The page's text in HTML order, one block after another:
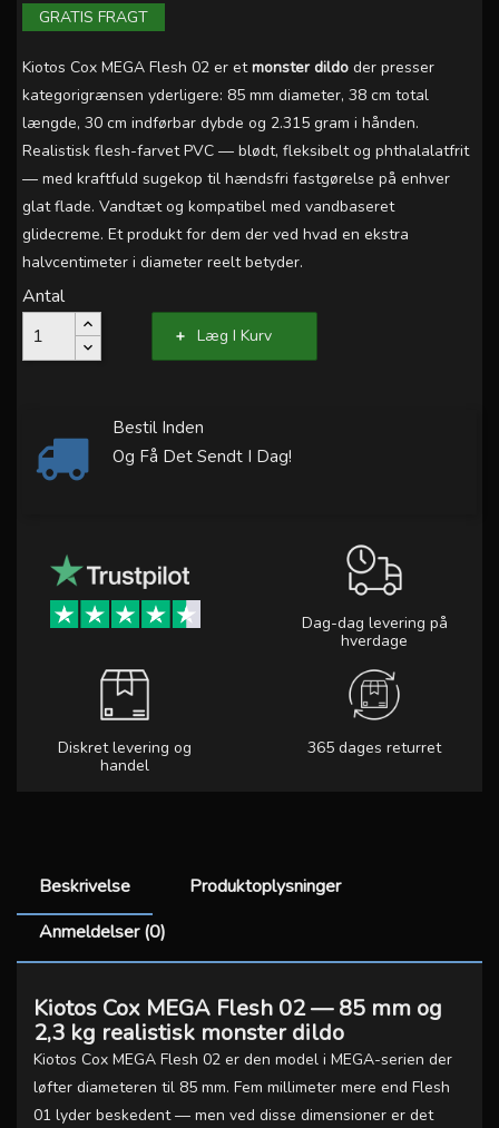
GRATIS FRAGT
Kiotos Cox MEGA Flesh 02 er etmonster dildo der presser
kategorigrænsen yderligere: 85 mm diameter, 38 cm total
længde, 30 cm indførbar dybde og 2.315 gram i hånden.
Realistisk flesh-farvet PVC — blødt, fleksibelt og phthalalatfrit
— med kraftfuld sugekop til hændsfri fastgørelse på enhver
glat flade. Vandtæt og kompatibel med vandbaseret
glidecreme. Et produkt for dem der ved hvad en ekstra
halvcentimeter i diameter reelt betyder.
Antal
Læg I Kurv
Bestil Inden
Og Få Det Sendt I Dag!
Dag-dag levering på
hverdage
Diskret levering og
handel
365 dages returret
Beskrivelse
Produktoplysninger
Anmeldelser (0)
Kiotos Cox MEGA Flesh 02 — 85 mm og
2,3 kg realistisk monster dildo
Kiotos Cox MEGA Flesh 02 er den model i MEGA-serien der
løfter diameteren til 85 mm. Fem millimeter mere end Flesh
01 lyder beskedent — men ved disse dimensioner er det